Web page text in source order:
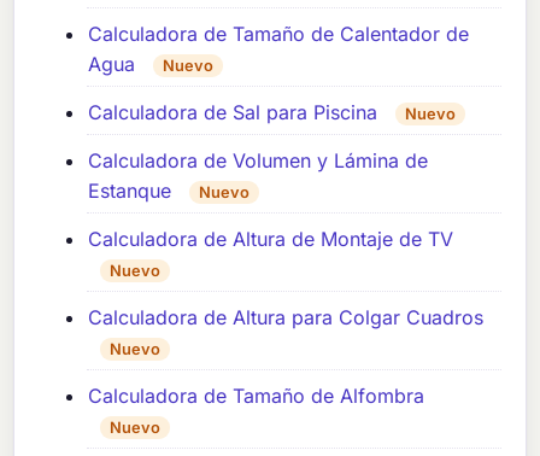
Calculadora de Tamaño de Calentador de
Agua
Nuevo
Calculadora de Sal para Piscina Nuevo
Calculadora de Volumen y Lámina de
Estanque
Nuevo
Calculadora de Altura de Montaje de TV
Nuevo
Calculadora de Altura para Colgar Cuadros
Nuevo
Calculadora de Tamaño de Alfombra
Nuevo